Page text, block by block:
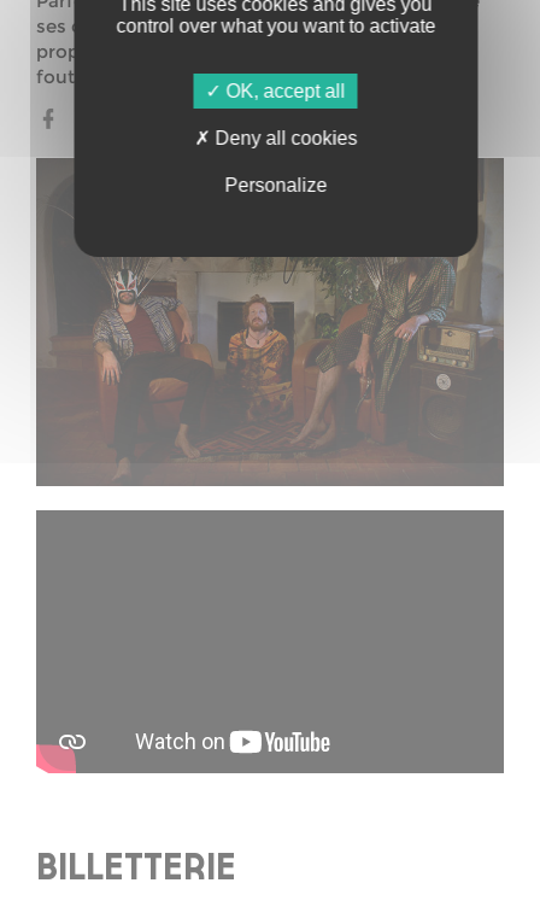
ses chuchotements, la musique que le groupe
propose est une émission de cette cérémonie
foutraque.
BILLETTERIE
control over what you want to activate
OK, accept all
Deny all cookies
Personalize